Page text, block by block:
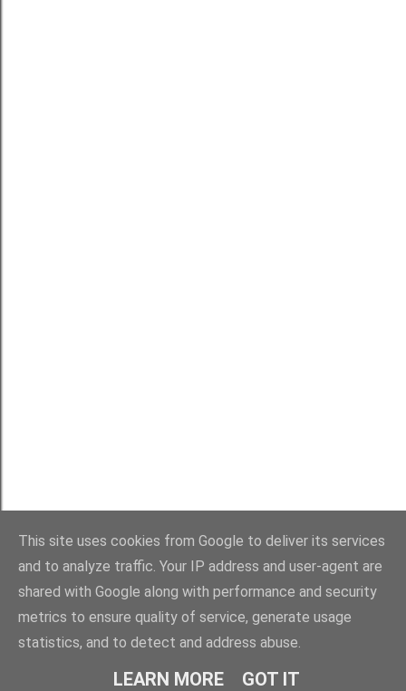
Obsługiwane przez usługę Blogger
Wszystkie teksty należą do Mai Kupiszewskiej, autorki bloga Maki w Giverny.
This site uses cookies from Google to deliver its services
and to analyze traffic. Your IP address and user-agent are
shared with Google along with performance and security
metrics to ensure quality of service, generate usage
statistics, and to detect and address abuse.
LEARN MORE GOT IT